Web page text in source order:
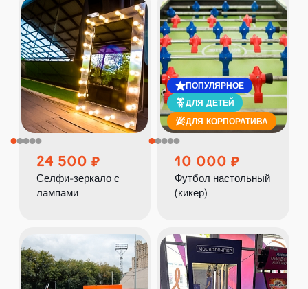
24 500
Селфи-зеркало с
лампами
ПОПУЛЯРНОЕ
ДЛЯ ДЕТЕЙ
ДЛЯ КОРПОРАТИВА
10 000
Футбол настольный
(кикер)